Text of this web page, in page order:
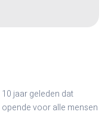
jaar geleden dat
voor alle mensen